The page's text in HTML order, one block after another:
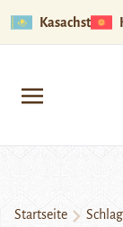
Kasachstan
Startseite